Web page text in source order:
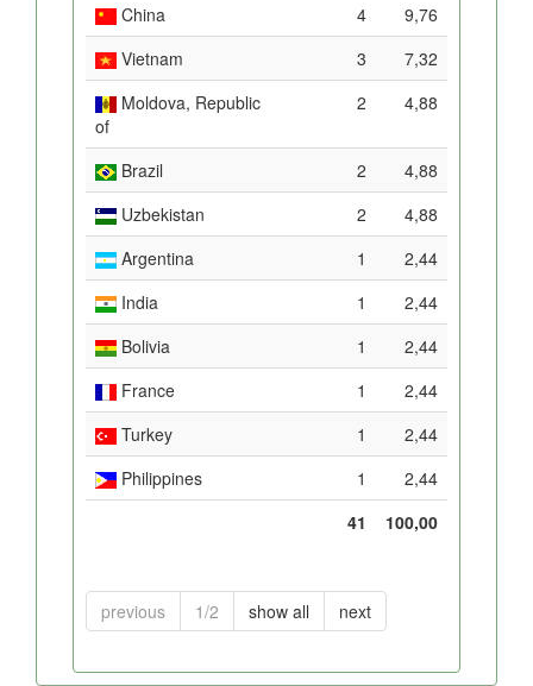
China
4
9,76
Vietnam
3
7,32
Moldova, Republic
of
2 4,88
Brazil 2
4,88
Uzbekistan
2
4,88
Argentina
1
2,44
India
1
2,44
Bolivia
1
2,44
France
1
2,44
Turkey
1
2,44
Philippines
1
2,44
41
100,00
previous 1/2 show all next